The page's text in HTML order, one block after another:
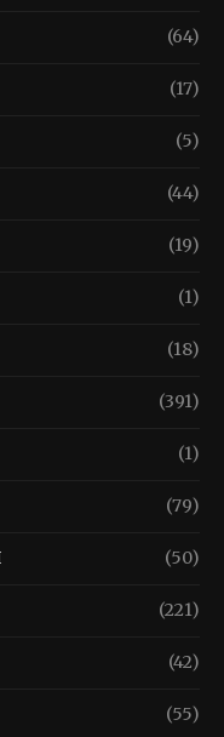
(64)
(17)
(5)
(44)
(19)
(1)
(18)
(391)
(1)
(79)
(50)
(221)
(42)
(55)